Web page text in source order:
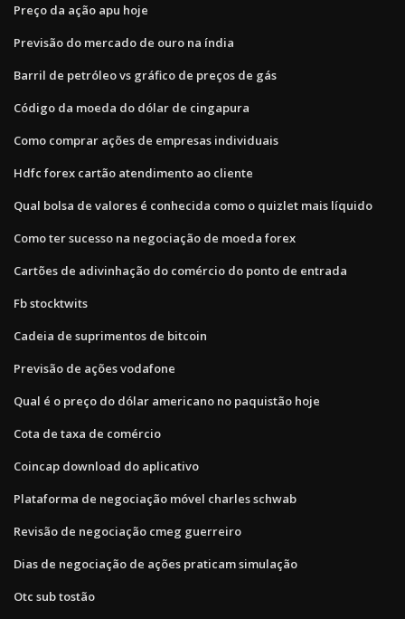
Preço da ação apu hoje
Previsão do mercado de ouro na índia
Barril de petróleo vs gráfico de preços de gás
Código da moeda do dólar de cingapura
Como comprar ações de empresas individuais
Hdfc forex cartão atendimento ao cliente
Qual bolsa de valores é conhecida como o quizlet mais líquido
Como ter sucesso na negociação de moeda forex
Cartões de adivinhação do comércio do ponto de entrada
Fb stocktwits
Cadeia de suprimentos de bitcoin
Previsão de ações vodafone
Qual é o preço do dólar americano no paquistão hoje
Cota de taxa de comércio
Coincap download do aplicativo
Plataforma de negociação móvel charles schwab
Revisão de negociação cmeg guerreiro
Dias de negociação de ações praticam simulação
Otc sub tostão